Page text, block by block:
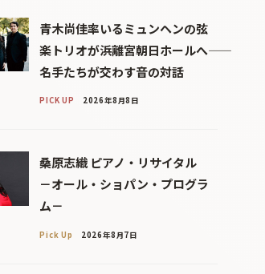
青木尚佳率いるミュンヘンの弦
楽トリオが浜離宮朝日ホールへ――
名手たちが交わす音の対話
PICK UP 2026年8月8日
桑原志織 ピアノ・リサイタル
－オール・ショパン・プログラ
ム－
Pick Up 2026年8月7日